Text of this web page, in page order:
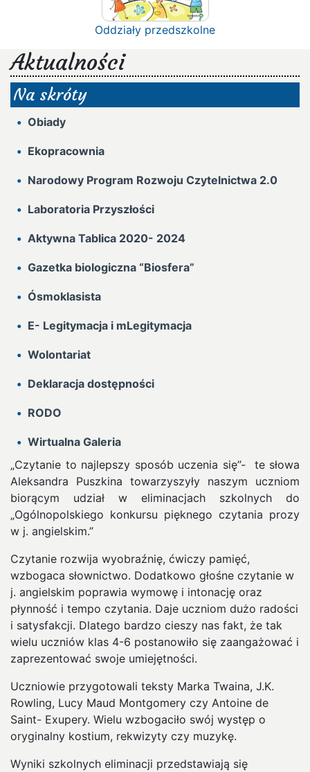
Oddziały przedszkolne
Aktualności
Na skróty
Obiady
Ekopracownia
Narodowy Program Rozwoju Czytelnictwa 2.0
Laboratoria Przyszłości
Aktywna Tablica 2020- 2024
Gazetka biologiczna “Biosfera”
Ósmoklasista
E- Legitymacja i mLegitymacja
Wolontariat
Deklaracja dostępności
RODO
Wirtualna Galeria
„Czytanie to najlepszy sposób uczenia się”- te słowa
Aleksandra Puszkina towarzyszyły naszym uczniom
biorącym udział w eliminacjach szkolnych do
„Ogólnopolskiego konkursu pięknego czytania prozy
w j. angielskim.”
Czytanie rozwija wyobraźnię, ćwiczy pamięć,
wzbogaca słownictwo. Dodatkowo głośne czytanie w
j. angielskim poprawia wymowę i intonację oraz
płynność i tempo czytania. Daje uczniom dużo radości
i satysfakcji. Dlatego bardzo cieszy nas fakt, że tak
wielu uczniów klas 4-6 postanowiło się zaangażować i
zaprezentować swoje umiejętności.
Uczniowie przygotowali teksty Marka Twaina, J.K.
Rowling, Lucy Maud Montgomery czy Antoine de
Saint- Exupery. Wielu wzbogaciło swój występ o
oryginalny kostium, rekwizyty czy muzykę.
Wyniki szkolnych eliminacji przedstawiają się